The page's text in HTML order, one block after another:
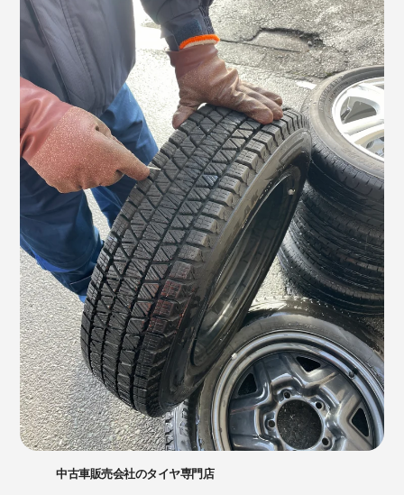
中古車販売会社のタイヤ専門店